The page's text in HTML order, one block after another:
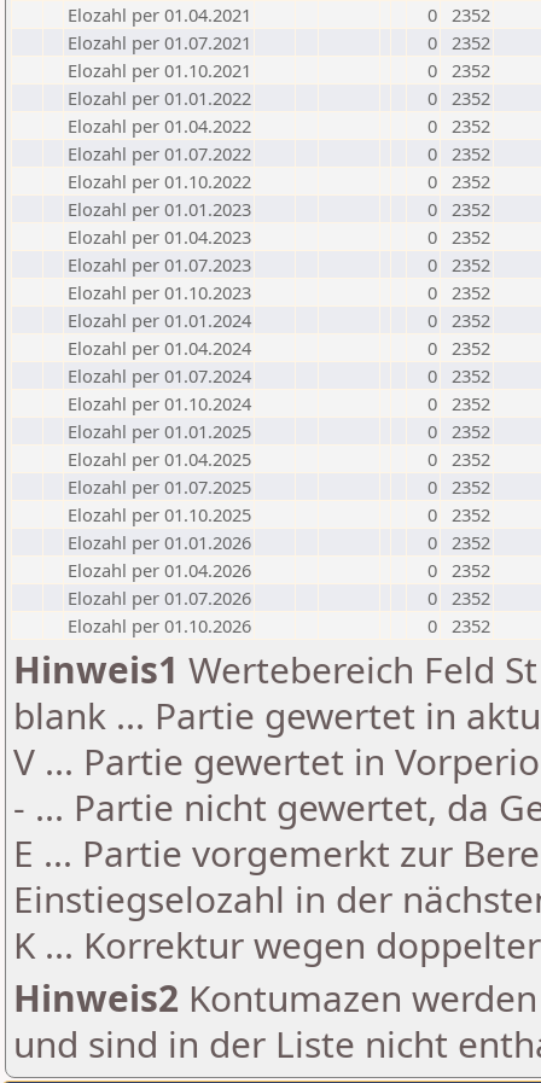
Elozahl per 01.04.2021
0 2352
Elozahl per 01.07.2021
0 2352
Elozahl per 01.10.2021
0 2352
Elozahl per 01.01.2022
0 2352
Elozahl per 01.04.2022
0 2352
Elozahl per 01.07.2022
0 2352
Elozahl per 01.10.2022
0 2352
Elozahl per 01.01.2023
0 2352
Elozahl per 01.04.2023
0 2352
Elozahl per 01.07.2023
0 2352
Elozahl per 01.10.2023
0 2352
Elozahl per 01.01.2024
0 2352
Elozahl per 01.04.2024
0 2352
Elozahl per 01.07.2024
0 2352
Elozahl per 01.10.2024
0 2352
Elozahl per 01.01.2025
0 2352
Elozahl per 01.04.2025
0 2352
Elozahl per 01.07.2025
0 2352
Elozahl per 01.10.2025
0 2352
Elozahl per 01.01.2026
0 2352
Elozahl per 01.04.2026
0 2352
Elozahl per 01.07.2026
0 2352
Elozahl per 01.10.2026
0 2352
Hinweis1 Wertebereich Feld
blank ... Partie gewertet in
V ... Partie gewertet in
- ... Partie nicht gewertet, da
E ... Partie vorgemerkt zur
Einstiegselozahl in der
K ... Korrektur wegen
Hinweis2 Kontumazen
und sind in der Liste nicht